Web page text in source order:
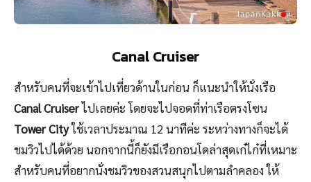
Canal Cruiser
สำหรับคนที่จะเข้าไปเที่ยวด้านในก่อน ก็แนะนำให้นั่งเรือ
Canal Cruiserไปเลยค่ะ โดยจะไปจอดที่ท่าเรือตรงโซน
Tower Cityใช้เวลาประมาณ 12 นาทีค่ะ ระหว่างทางก็จะได้
ชมวิวไปได้ด้วย นอกจากนี้ก็ยังมีเรือกอนโดล่าสุดเก๋ไก๋ที่เหมาะ
สำหรับคนที่อยากนั่งชมวิวของสวนสนุกไปตามลำคลอง ให้